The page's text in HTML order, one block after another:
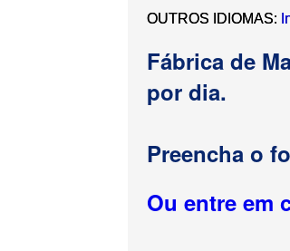
OUTROS IDIOMAS:
Fábrica de
por dia.
Preencha o
Ou entre em